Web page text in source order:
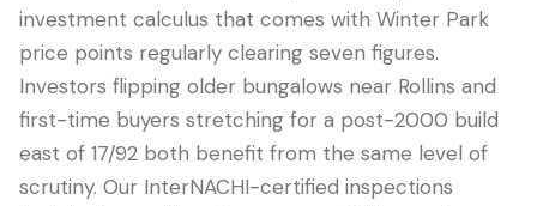
investment calculus that comes with Winter Park
price points regularly clearing seven figures.
Investors flipping older bungalows near Rollins and
first-time buyers stretching for a post-2000 build
east of 17/92 both benefit from the same level of
scrutiny. Our InterNACHI-certified inspections